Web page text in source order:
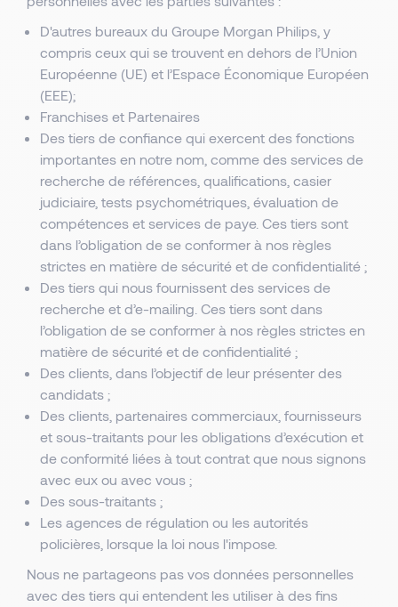
D'autres bureaux du Groupe Morgan Philips, y
compris ceux qui se trouvent en dehors de l’Union
Européenne (UE) et l’Espace Économique Européen
(EEE);
Franchises et Partenaires
Des tiers de confiance qui exercent des fonctions
importantes en notre nom, comme des services de
recherche de références, qualifications, casier
judiciaire, tests psychométriques, évaluation de
compétences et services de paye. Ces tiers sont
dans l’obligation de se conformer à nos règles
strictes en matière de sécurité et de confidentialité ;
Des tiers qui nous fournissent des services de
recherche et d’e-mailing. Ces tiers sont dans
l’obligation de se conformer à nos règles strictes en
matière de sécurité et de confidentialité ;
Des clients, dans l’objectif de leur présenter des
candidats ;
Des clients, partenaires commerciaux, fournisseurs
et sous-traitants pour les obligations d’exécution et
de conformité liées à tout contrat que nous signons
avec eux ou avec vous ;
Des sous-traitants ;
Les agences de régulation ou les autorités
policières, lorsque la loi nous l'impose.
Nous ne partageons pas vos données personnelles
avec des tiers qui entendent les utiliser à des fins